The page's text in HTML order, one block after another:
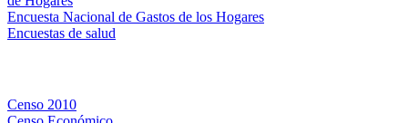
Encuesta Nacional de Gastos de los Hogares
Encuestas de salud
Censo 2010